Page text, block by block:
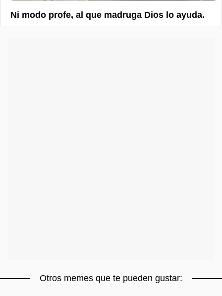
Ni modo profe, al que madruga Dios lo ayuda.
Otros memes que te pueden gustar: